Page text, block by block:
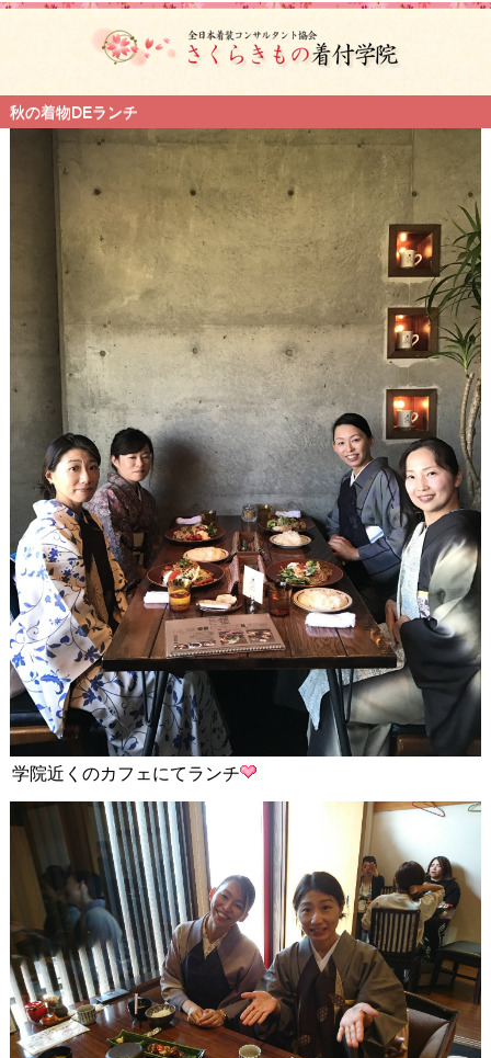
秋の着物DEランチ
学院近くのカフェにてランチ